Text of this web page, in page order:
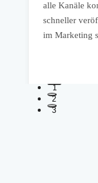
alle Kanäle
schneller
im Marketing
1
2
3